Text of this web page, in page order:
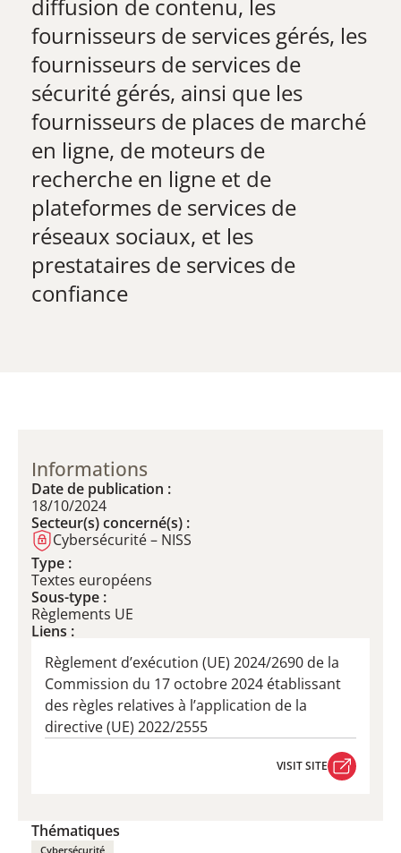
diffusion de contenu, les
fournisseurs de services gérés, les
fournisseurs de services de
sécurité gérés, ainsi que les
fournisseurs de places de marché
en ligne, de moteurs de
recherche en ligne et de
plateformes de services de
réseaux sociaux, et les
prestataires de services de
confiance
Informations
Date de publication :
18/10/2024
Secteur(s) concerné(s) :
Cybersécurité – NISS
Type :
Textes européens
Sous-type :
Règlements UE
Liens :
Règlement d’exécution (UE) 2024/2690 de la
Commission du 17 octobre 2024 établissant
des règles relatives à l’application de la
directive (UE) 2022/2555
VISIT SITE
Thématiques
Cybersécurité